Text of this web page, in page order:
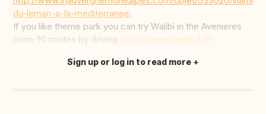
du-leman-a-la-mediterranee.
If you like theme park you can try Walibi in the Avenieres
town 30 mintes by driving https://www.walibi.fr/fr
Translate this
Sign up or log in to read more